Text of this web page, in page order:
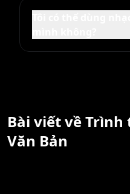
Bài viết về Trình
Văn Bản